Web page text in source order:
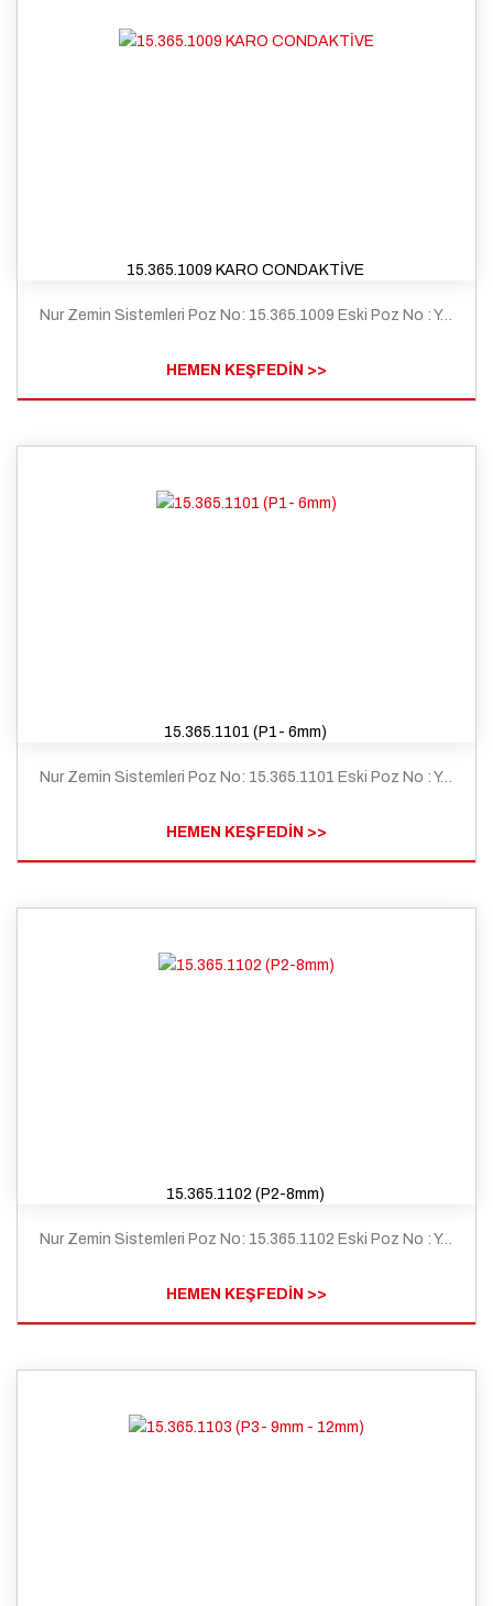
15.365.1009 KARO CONDAKTİVE
Nur Zemin Sistemleri Poz No: 15.365.1009 Eski Poz No : Y.25.116/A11 Tanım: Çimento esaslı kendiliğinden yerleşen (self leveling) harç ile ortalama 2 mm kalınlıkta zemin tesviyesi yapılması ve üzerine 2mm kalınlıkda pvc esaslı karo yer döseme kaplaması yapılması (homojen - Grup T)
HEMEN KEŞFEDİN >>
15.365.1101 (P1- 6mm)
Nur Zemin Sistemleri Poz No: 15.365.1101 Eski Poz No : Y.25.116/S11 Tanım: Çimento esaslı kendiliğinden yerleşen (self leveling) harç ile ortalama 2 mm kalınlıkta zemin tesviyesi yapılması ve üzerine pvc esaslı spor zemin malzemeleri ile kapalı spor zeminlerde döşeme kaplaması yapılması (p1)
HEMEN KEŞFEDİN >>
15.365.1102 (P2-8mm)
Nur Zemin Sistemleri Poz No: 15.365.1102 Eski Poz No : Y.25.116/S12 Tanım: Çimento esaslı kendiliğinden yerleşen (self leveling) harç ile ortalama 2 mm kalınlıkta zemin tesviyesi yapılması ve üzerine pvc esaslı spor zemin malzemeleri ile kapalı spor zeminlerde döşeme kaplaması yapılması (p2)
HEMEN KEŞFEDİN >>